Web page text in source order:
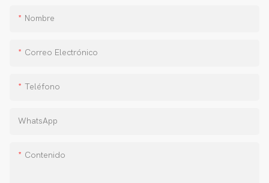
Nombre
Correo Electrónico
Teléfono
WhatsApp
Contenido